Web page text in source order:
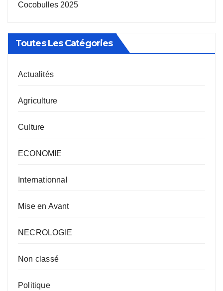
Cocobulles 2025
Toutes Les Catégories
Actualités
Agriculture
Culture
ECONOMIE
Internationnal
Mise en Avant
NECROLOGIE
Non classé
Politique